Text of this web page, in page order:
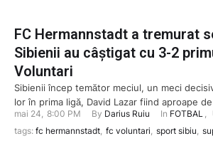
FC Hermannstadt a tremurat
Sibienii au câștigat cu 3-2
Voluntari
Sibienii încep temător meciul, un meci
lor în prima ligă, David Lazar fiind aproape
mai 24, 8:00 PM By Darius Ruiu In FOTBAL ,
tags: fc hermannstadt, fc voluntari, sport sibiu,